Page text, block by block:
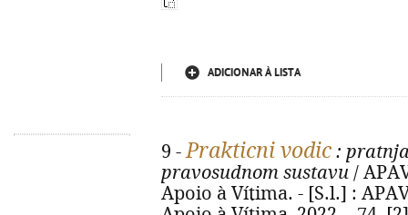
ADICIONAR À LISTA
9 -Prakticni vodic:
pravosudnom sustavu /
Apoio à Vítima. - [S.l.] :